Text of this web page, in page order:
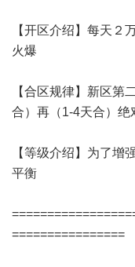
【开区介绍】每天２
火爆
【合区规律】新区第
合）再（1-4天合）绝
【等级介绍】为了增
平衡
================